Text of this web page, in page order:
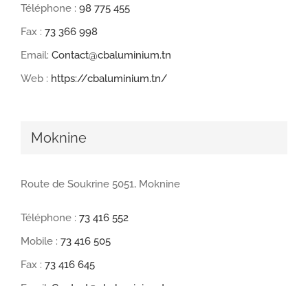
Téléphone : 98 775 455
Fax : 73 366 998
Email: Contact@cbaluminium.tn
Web : https://cbaluminium.tn/
Moknine
Route de Soukrine 5051, Moknine
Téléphone : 73 416 552
Mobile : 73 416 505
Fax : 73 416 645